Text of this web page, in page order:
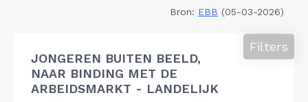
Bron: EBB (05-03-2026)
JONGEREN BUITEN BEELD,
NAAR BINDING MET DE
ARBEIDSMARKT - LANDELIJK
Filters